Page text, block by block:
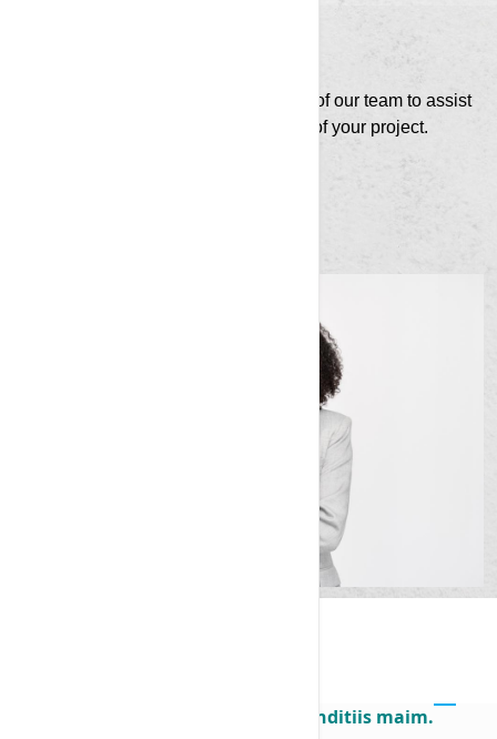
Count on the know-how and expertise of our team to assist
and support you throughout all stages of your project.
Quos maiores asperiores blanditiis maim.